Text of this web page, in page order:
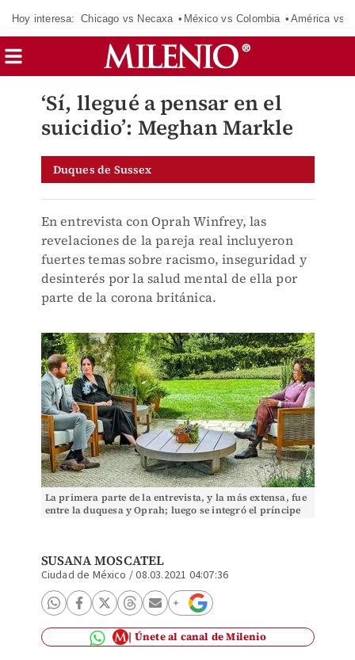
Hoy interesa: Chicago vs Necaxa México vs Colombia América vs
‘Sí, llegué a pensar en el
suicidio’: Meghan Markle
Duques de Sussex
En entrevista con Oprah Winfrey, las
revelaciones de la pareja real incluyeron
fuertes temas sobre racismo, inseguridad y
desinterés por la salud mental de ella por
parte de la corona británica.
La primera parte de la entrevista, y la más extensa, fue
entre la duquesa y Oprah; luego se integró el príncipe
SUSANA MOSCATEL
Ciudad de México /08.03.2021 04:07:36
Únete al canal de Milenio